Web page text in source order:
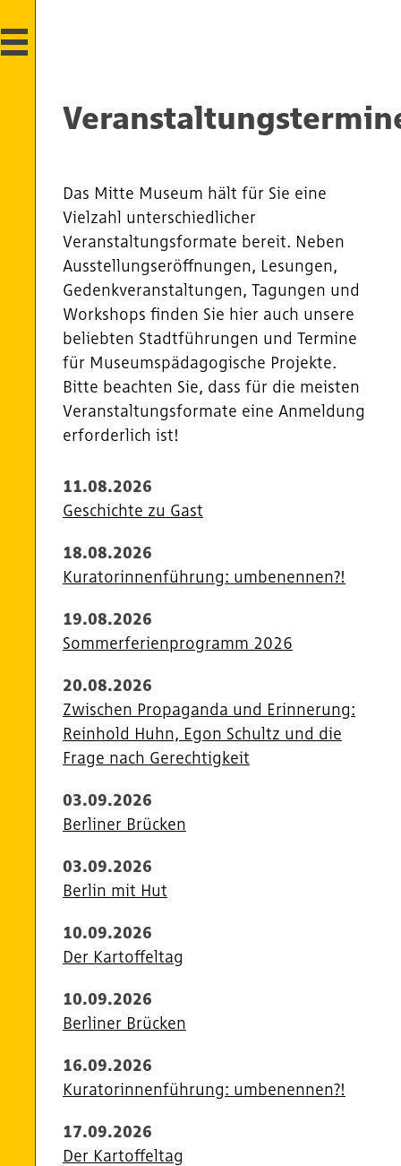
Das Mitte Museum hält für Sie eine
Vielzahl unterschiedlicher
Veranstaltungsformate bereit. Neben
Ausstellungseröffnungen, Lesungen,
Gedenkveranstaltungen, Tagungen und
Workshops finden Sie hier auch unsere
beliebten Stadtführungen und Termine
für Museumspädagogische Projekte.
Bitte beachten Sie, dass für die meisten
Veranstaltungsformate eine Anmeldung
erforderlich ist!
11.08.2026
Geschichte zu Gast
18.08.2026
Kuratorinnenführung: umbenennen?!
19.08.2026
Sommerferienprogramm 2026
20.08.2026
Zwischen Propaganda und Erinnerung:
Reinhold Huhn, Egon Schultz und die
Frage nach Gerechtigkeit
03.09.2026
Berliner Brücken
03.09.2026
Berlin mit Hut
10.09.2026
Der Kartoffeltag
10.09.2026
Berliner Brücken
16.09.2026
Kuratorinnenführung: umbenennen?!
17.09.2026
Der Kartoffeltag